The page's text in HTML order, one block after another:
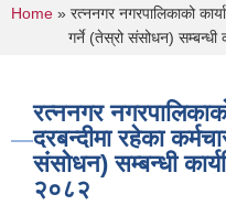
You are here
Home » रत्ननगर नगरपालिकाको
गर्ने (तेस्रो संसोधन)
रत्ननगर
दरबन्दीमा रहेका
संसोधन) सम्बन्धी
२०८२